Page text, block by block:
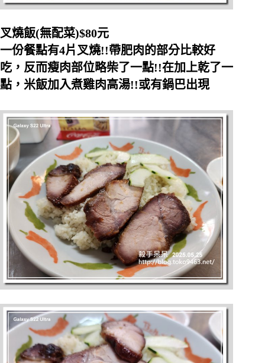
叉燒飯(無配菜)$80元
一份餐點有4片叉燒!!帶肥肉的部分比較好
吃，反而瘦肉部位略柴了一點!!在加上乾了一
點，米飯加入煮雞肉高湯!!或有鍋巴出現